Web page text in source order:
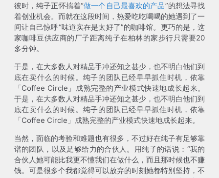
彼时，纯子正怀揣着“做一个自己最喜欢的产品”的想法寻找
着创业机会。而就在这段时间，热爱吃吃喝喝的她遇到了一
间让自己惊呼“味道实在是太好了”的咖啡馆。更巧的是，这
家咖啡豆供应商的厂子距离纯子在柏林的家步行只需要20
多分钟。
于是，在大多数人对精品手冲还知之甚少，也不明白他们到
底在卖什么的时候。纯子的团队已经早早抓住时机，依靠
「Coffee Circle」成熟完整的产业模式快速地成长起来。
于是，在大多数人对精品手冲还知之甚少，也不明白他们到
底在卖什么的时候。纯子的团队已经早早抓住时机，依靠
「Coffee Circle」成熟完整的产业模式快速地成长起来。
当然，面临的考验和难题也有很多，不过好在纯子有足够靠
谱的团队，以及足够给力的合伙人。用纯子的话说：“我的
合伙人她可能比我更不懂我们在做什么，而且那时候也不赚
钱。可是很多个我都觉得可以放弃的时刻她都特别坚持，不